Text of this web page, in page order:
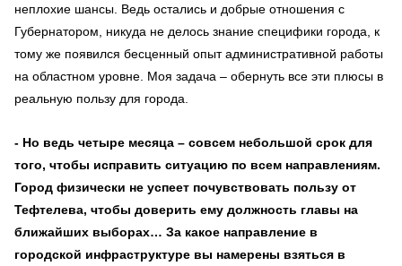
неплохие шансы. Ведь остались и добрые отношения с
Губернатором, никуда не делось знание специфики города, к
тому же появился бесценный опыт административной работы
на областном уровне. Моя задача – обернуть все эти плюсы в
реальную пользу для города.
- Но ведь четыре месяца – совсем небольшой срок для
того, чтобы исправить ситуацию по всем направлениям.
Город физически не успеет почувствовать пользу от
Тефтелева, чтобы доверить ему должность главы на
ближайших выборах… За какое направление в
городской инфраструктуре вы намерены взяться в